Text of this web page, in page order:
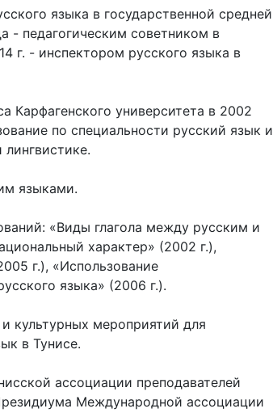
языка в государственной средней
- педагогическим советником в
г. - инспектором русского языка в
Карфагенского университета в 2002
по специальности русский язык и
языками.
«Виды глагола между русским и
характер» (2002 г.),
г.), «Использование
языка» (2006 г.).
культурных мероприятий для
в Тунисе.
ассоциации преподавателей
Международной ассоциации